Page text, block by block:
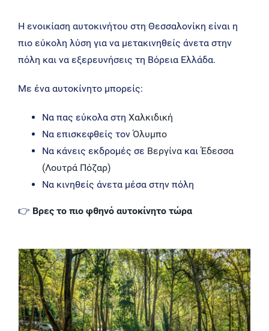
Η ενοικίαση αυτοκινήτου στη Θεσσαλονίκη είναι η
πιο εύκολη λύση για να μετακινηθείς άνετα στην
πόλη και να εξερευνήσεις τη Βόρεια Ελλάδα.
Με ένα αυτοκίνητο μπορείς:
Να πας εύκολα στη Χαλκιδική
Να επισκεφθείς τον Όλυμπο
Να κάνεις εκδρομές σε Βεργίνακαι Έδεσσα
(Λουτρά Πόζαρ)
Να κινηθείς άνετα μέσα στην πόλη
👉 Βρες το πιο φθηνό αυτοκίνητο τώρα